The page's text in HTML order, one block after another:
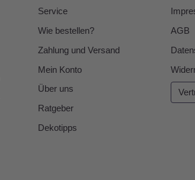
Service
Wie bestellen?
Zahlung und Versand
Mein Konto
Über uns
Ratgeber
Dekotipps
AGB